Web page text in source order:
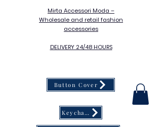
Mirta Accessori Moda –
Wholesale and retail fashion
accessories
DELIVERY 24/48 HOURS
Button Cover
Keychain